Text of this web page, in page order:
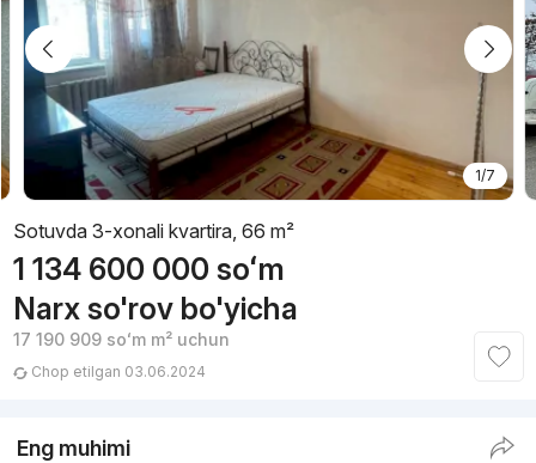
1/7
Sotuvda 3-xonali kvartira, 66 m²
1 134 600 000 soʻm
Narx so'rov bo'yicha
17 190 909 soʻmm² uchun
Chop etilgan 03.06.2024
Eng muhimi